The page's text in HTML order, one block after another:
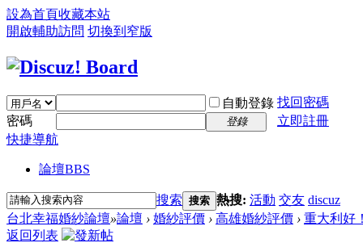
設為首頁收藏本站
開啟輔助訪問 切換到窄版
自動登錄 找回密碼
密碼
登錄
立即註冊
快捷導航
論壇BBS
搜索 搜索 熱搜: 活動 交友 discuz
台北幸福婚紗論壇»論壇 › 婚紗評價 › 高雄婚紗評價 › 重大利好
返回列表